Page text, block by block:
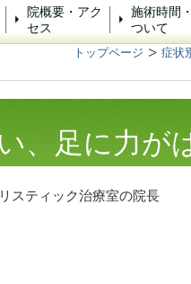
院概要・アク
セス
施術時間
ついて
トップページ 症状
、足に力が
スティック治療室の院長